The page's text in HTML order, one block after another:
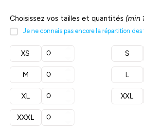
Choisissez vos tailles et quantités (min
Je ne connais pas encore la répartition des
XS S
M L
XL XXL
XXXL